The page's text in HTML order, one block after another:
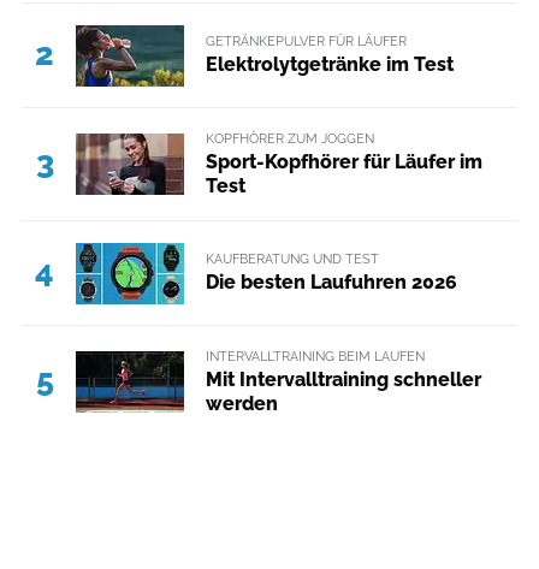
2 GETRÄNKEPULVER FÜR LÄUFER
Elektrolytgetränke im Test
3
KOPFHÖRER ZUM JOGGEN
Sport-Kopfhörer für Läufer im
Test
4 KAUFBERATUNG UND TEST
Die besten Laufuhren 2026
5
INTERVALLTRAINING BEIM LAUFEN
Mit Intervalltraining schneller
werden